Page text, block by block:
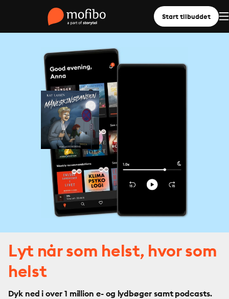
Start tilbuddet
Lyt når som helst, hvor som
helst
Dyk ned i over 1 million e- og lydbøger samt podcasts.